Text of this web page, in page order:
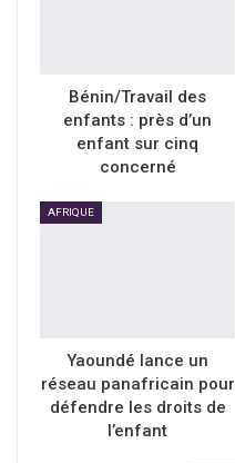
Bénin/Travail des
enfants : près d’un
enfant sur cinq
concerné
AFRIQUE
Yaoundé lance un
réseau panafricain pour
défendre les droits de
l’enfant